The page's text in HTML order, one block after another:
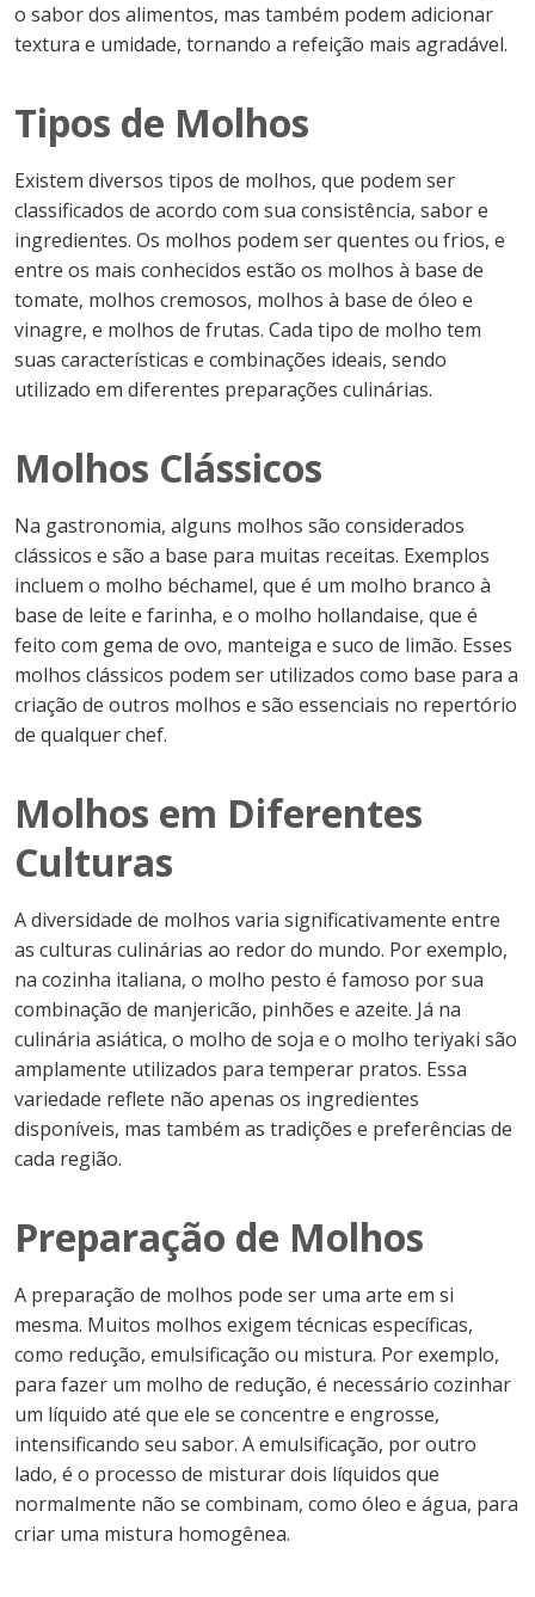
o sabor dos alimentos, mas também podem adicionar
textura e umidade, tornando a refeição mais agradável.
Tipos de Molhos
Existem diversos tipos de molhos, que podem ser
classificados de acordo com sua consistência, sabor e
ingredientes. Os molhos podem ser quentes ou frios, e
entre os mais conhecidos estão os molhos à base de
tomate, molhos cremosos, molhos à base de óleo e
vinagre, e molhos de frutas. Cada tipo de molho tem
suas características e combinações ideais, sendo
utilizado em diferentes preparações culinárias.
Molhos Clássicos
Na gastronomia, alguns molhos são considerados
clássicos e são a base para muitas receitas. Exemplos
incluem o molho béchamel, que é um molho branco à
base de leite e farinha, e o molho hollandaise, que é
feito com gema de ovo, manteiga e suco de limão. Esses
molhos clássicos podem ser utilizados como base para a
criação de outros molhos e são essenciais no repertório
de qualquer chef.
Molhos em Diferentes
Culturas
A diversidade de molhos varia significativamente entre
as culturas culinárias ao redor do mundo. Por exemplo,
na cozinha italiana, o molho pesto é famoso por sua
combinação de manjericão, pinhões e azeite. Já na
culinária asiática, o molho de soja e o molho teriyaki são
amplamente utilizados para temperar pratos. Essa
variedade reflete não apenas os ingredientes
disponíveis, mas também as tradições e preferências de
cada região.
Preparação de Molhos
A preparação de molhos pode ser uma arte em si
mesma. Muitos molhos exigem técnicas específicas,
como redução, emulsificação ou mistura. Por exemplo,
para fazer um molho de redução, é necessário cozinhar
um líquido até que ele se concentre e engrosse,
intensificando seu sabor. A emulsificação, por outro
lado, é o processo de misturar dois líquidos que
normalmente não se combinam, como óleo e água, para
criar uma mistura homogênea.